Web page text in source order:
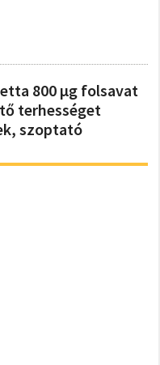
800 µg folsavat
terhességet
szoptató